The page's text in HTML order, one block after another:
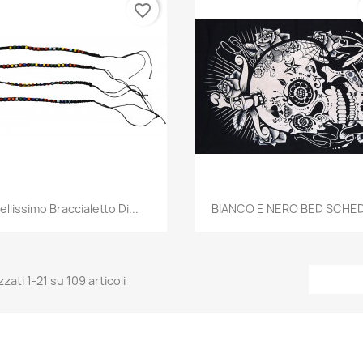
Anteprima
Braccialetto Di...
favorite_border
Anteprima
BIANCO E NERO BED
1-21 su 109 articoli